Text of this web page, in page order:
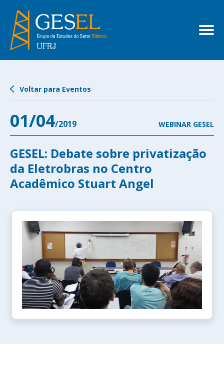
Voltar para Eventos
01/04/2019 WEBINAR GESEL
GESEL: Debate sobre privatização
da Eletrobras no Centro
Acadêmico Stuart Angel